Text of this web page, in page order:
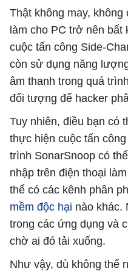
Thật không may,
làm cho PC trở nên
cuộc tấn công Side-
còn sử dụng năng
âm thanh trong quá
đối tượng để hacker
Tuy nhiên, điều bạn có
thực hiện cuộc tấn
trình SonarSnoop có
nhập trên điện thoại
thể có các kênh phân
mềm độc hại nào khác.
trong các ứng dụng và
chờ ai đó tải xuống.
Như vậy, dù không thể